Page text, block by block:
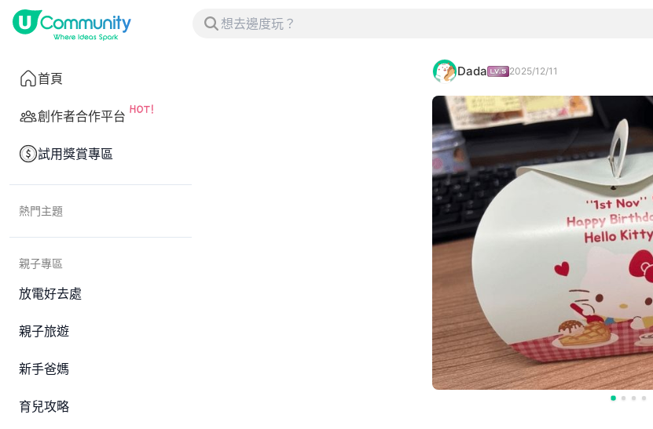
首頁
創作者合作平台
試用獎賞專區
熱門主題
親子專區
放電好去處
親子旅遊
新手爸媽
育兒攻略
Dada 2025/12/11